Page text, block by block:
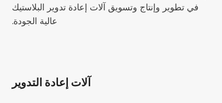
في تطوير وإنتاج وتسويق آلات إعادة تدوير البلاستيك
عالية الجودة.
آلات إعادة التدوير